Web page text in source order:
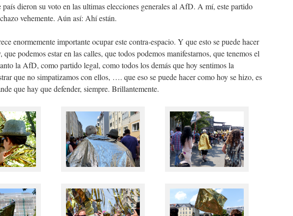
país dieron su voto en las ultimas elecciones generales al AfD. A mí, este partido
vehemente. Aún así: Ahí están.
enormemente importante ocupar este contra-espacio. Y que esto se puede hacer
que podemos estar en las calles, que todos podemos manifestarnos, que tenemos el
la AfD, como partido legal, como todos los demás que hoy sentimos la
que no simpatizamos con ellos, …. que eso se puede hacer como hoy se hizo, es
que hay que defender, siempre. Brillantemente.